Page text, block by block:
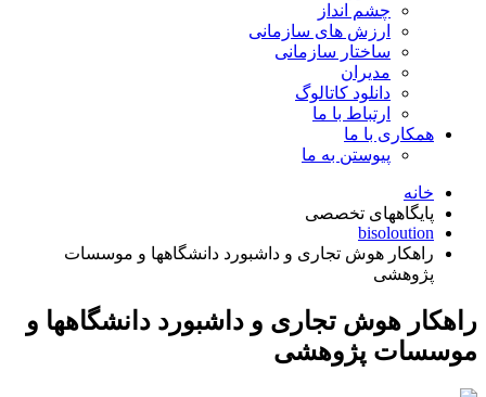
چشم انداز
ارزش های سازمانی
ساختار سازمانی
مدیران
دانلود کاتالوگ
ارتباط با ما
همکاری با ما
پیوستن به ما
خانه
پایگاههای تخصصی
bisoloution
راهکار هوش تجاری و داشبورد دانشگاهها و موسسات
پژوهشی
راهکار هوش تجاری و داشبورد دانشگاهها و
موسسات پژوهشی